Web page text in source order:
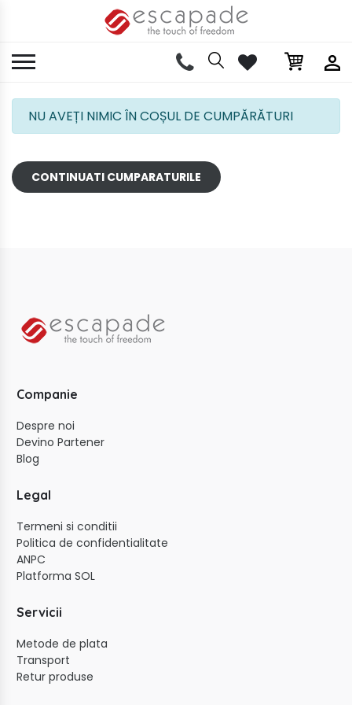
NU AVEȚI NIMIC ÎN COȘUL DE CUMPĂRĂTURI
CONTINUATI CUMPARATURILE
Companie
Despre noi
Devino Partener
Blog
Legal
Termeni si conditii
Politica de confidentialitate
ANPC
Platforma SOL
Servicii
Metode de plata
Transport
Retur produse